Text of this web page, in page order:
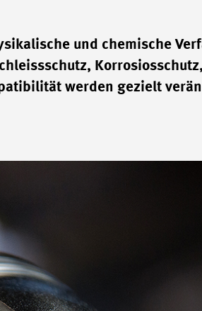
und chemische
Korrosiosschutz,
werden gezielt